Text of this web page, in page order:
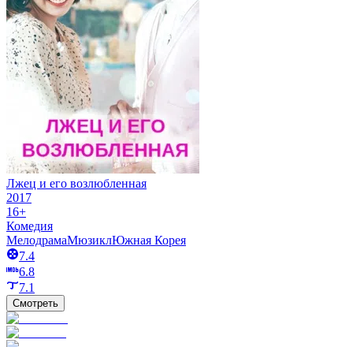
Лжец и его возлюбленная
2017
16+
Комедия
МелодрамаМюзиклЮжная Корея
7.4
6.8
7.1
Смотреть